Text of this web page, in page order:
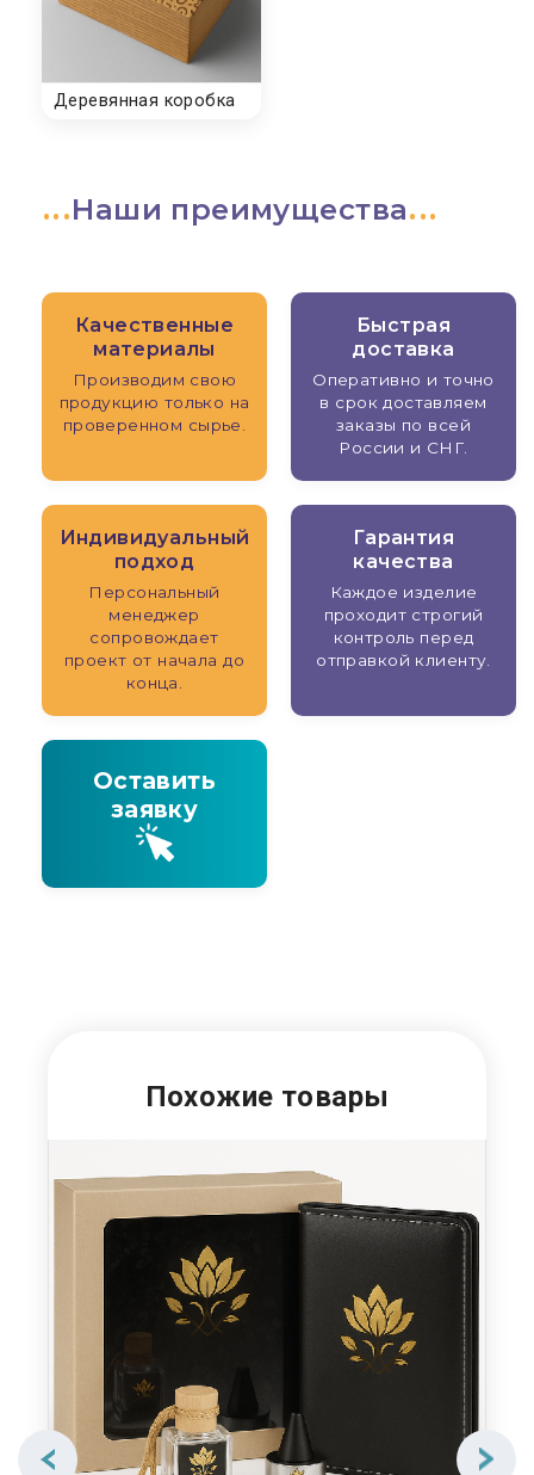
Наши преимущества
Качественные
материалы
Производим свою
продукцию только на
проверенном сырье.
Быстрая
доставка
Оперативно и точно
в срок доставляем
заказы по всей
России и СНГ.
Индивидуальный
подход
Персональный
менеджер
сопровождает
проект от начала до
конца.
Гарантия
качества
Каждое изделие
проходит строгий
контроль перед
отправкой клиенту.
Оставить
заявку
Похожие товары